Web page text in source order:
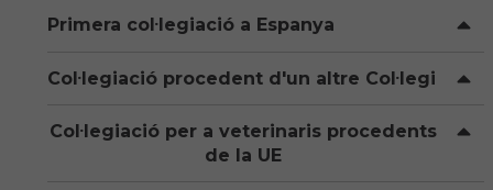
Primera col·legiació a Espanya
Col·legiació procedent d'un altre Col·legi
Col·legiació per a veterinaris procedents
de la UE